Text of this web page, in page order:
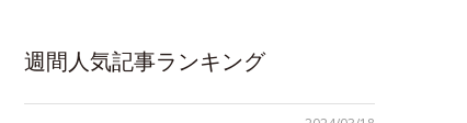
週間人気記事ランキング